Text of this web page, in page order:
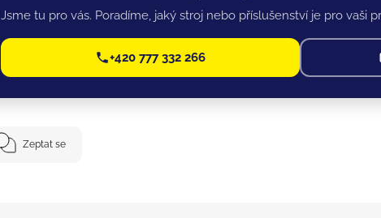
Jsme tu pro vás. Poradíme, jaký stroj nebo příslušenství je pro vaši
+420 777 332 266
Zeptat se